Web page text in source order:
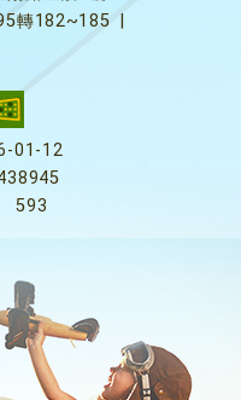
轉182~185
01-12
593